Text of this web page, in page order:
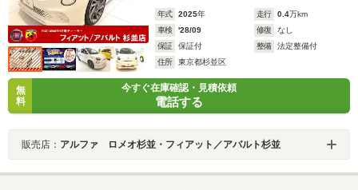
年式 2025年 走行 0.4万km
車検
'28/09 修復
なし
保証
保証付 整備
法定整備付
住所
東京都杉並区
無
料
今すぐ在庫確認・見積依頼
電話する
販売店： アルファ ロメオ杉並・フィアット／アバルト杉並